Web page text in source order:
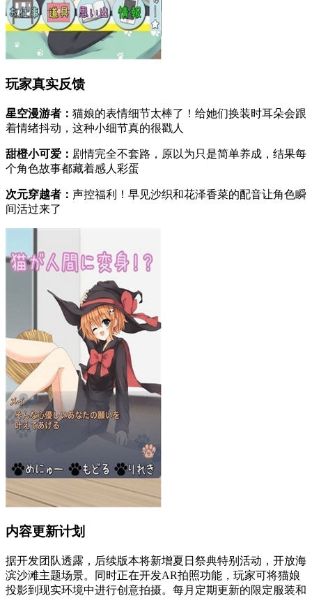
玩家真实反馈
星空漫游者： 猫娘的表情细节太棒了！给她们换装时耳朵会跟
着情绪抖动，这种小细节真的很戳人
甜橙小可爱： 剧情完全不套路，原以为只是简单养成，结果每
个角色故事都藏着感人彩蛋
次元穿越者： 声控福利！早见沙织和花泽香菜的配音让角色瞬
间活过来了
内容更新计划
据开发团队透露，后续版本将新增夏日祭典特别活动，开放海
滨沙滩主题场景。同时正在开发AR拍照功能，玩家可将猫娘
投影到现实环境中进行创意拍摄。每月定期更新的限定服装和